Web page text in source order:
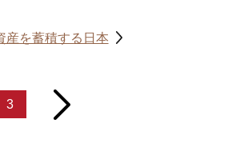
産を蓄積する日本
3 next